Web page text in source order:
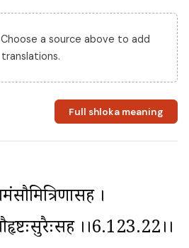
a source above to add
translations.
Full shloka meaning
।
।।6.123.22।।